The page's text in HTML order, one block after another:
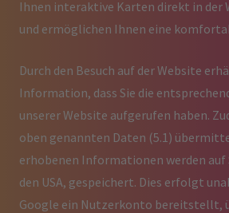
Ihnen interaktive Karten direkt in der
und ermöglichen Ihnen eine
Durch den Besuch auf der Website
Information, dass Sie die
unserer Website aufgerufen haben.
oben genannten Daten (5.1)
erhobenen Informationen werden auf
den USA, gespeichert. Dies erfolgt
Google ein Nutzerkonto bereitstellt,